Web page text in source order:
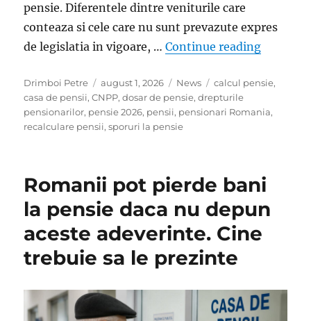
pensie. Diferentele dintre veniturile care
conteaza si cele care nu sunt prevazute expres
de legislatia in vigoare, …Continue reading„Ce
Author
Drimboi Petre
Posted
on
august 1, 2026 Categories
News Tags
calcul pensie,
casa de pensii,CNPP,dosar de pensie,drepturile
pensionarilor, pensie 2026, pensii, pensionari Romania,
recalculare pensii,sporuri la pensie
Romanii pot pierde bani
la pensie daca nu depun
aceste adeverinte. Cine
trebuie sa le prezinte